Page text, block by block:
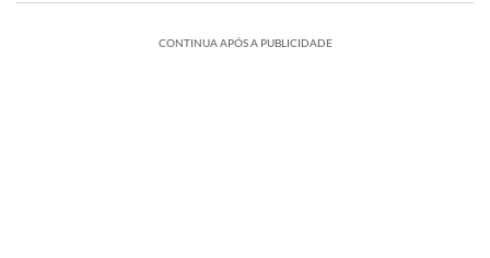
CONTINUA APÓS A PUBLICIDADE